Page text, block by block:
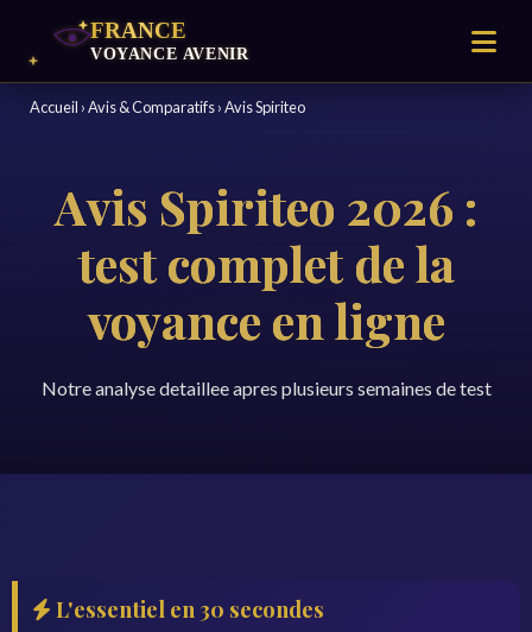
Accueil ›Avis & Comparatifs›Avis Spiriteo
Avis Spiriteo 2026 :
test complet de la
voyance en ligne
Notre analyse detaillee apres plusieurs semaines de test
L'essentiel en 30 secondes